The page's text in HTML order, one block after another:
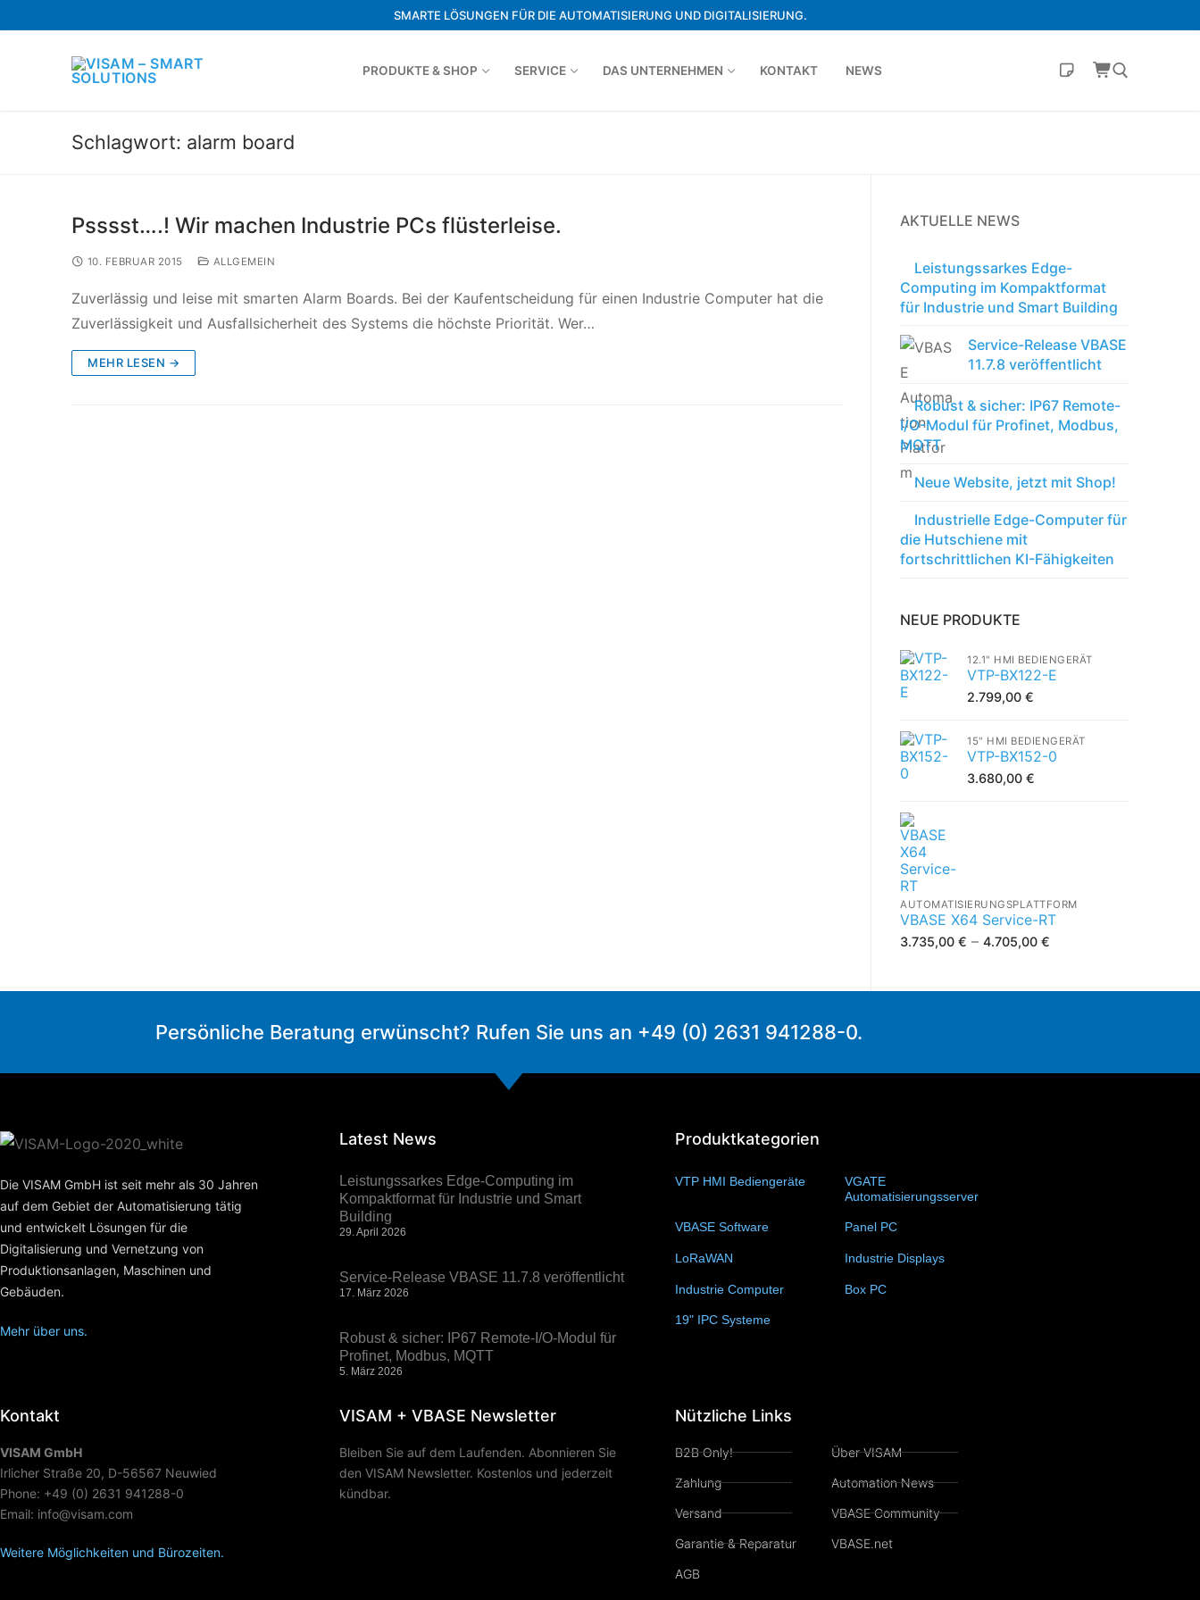
SMARTE LÖSUNGEN FÜR DIE AUTOMATISIERUNG UND DIGITALISIERUNG.
PRODUKTE & SHOP SERVICE DAS UNTERNEHMEN KONTAKT NEWS
Schlagwort: alarm board
Psssst….! Wir machen Industrie PCs flüsterleise.
10. FEBRUAR 2015 ALLGEMEIN
Zuverlässig und leise mit smarten Alarm Boards. Bei der Kaufentscheidung für einen Industrie Computer hat die
Zuverlässigkeit und Ausfallsicherheit des Systems die höchste Priorität. Wer…
MEHR LESEN →
AKTUELLE NEWS
Leistungssarkes Edge-
Computing im Kompaktformat
für Industrie und Smart Building
Service-Release VBASE
11.7.8 veröffentlicht
Robust & sicher: IP67 Remote-
I/O-Modul für Profinet, Modbus,
MQTT
Neue Website, jetzt mit Shop!
Industrielle Edge-Computer für
die Hutschiene mit
fortschrittlichen KI-Fähigkeiten
NEUE PRODUKTE
12.1" HMI BEDIENGERÄT
VTP-BX122-E
2.799,00 €
15" HMI BEDIENGERÄT
VTP-BX152-0
3.680,00 €
AUTOMATISIERUNGSPLATTFORM
VBASE X64 Service-RT
3.735,00 € – 4.705,00 €
Persönliche Beratung erwünscht? Rufen Sie uns an +49 (0) 2631 941288-0.
Die VISAM GmbH ist seit mehr als 30 Jahren
auf dem Gebiet der Automatisierung tätig
und entwickelt Lösungen für die
Digitalisierung und Vernetzung von
Produktionsanlagen, Maschinen und
Gebäuden.
Mehr über uns.
Latest News
Leistungssarkes Edge-Computing im
Kompaktformat für Industrie und Smart
Building
29. April 2026
Service-Release VBASE 11.7.8 veröffentlicht
17. März 2026
Robust & sicher: IP67 Remote-I/O-Modul für
Profinet, Modbus, MQTT
5. März 2026
Produktkategorien
VTP HMI Bediengeräte
VGATE
Automatisierungsserver
VBASE Software Panel PC
LoRaWAN Industrie Displays
Industrie Computer Box PC
19" IPC Systeme
Kontakt
VISAM GmbH
Irlicher Straße 20, D-56567 Neuwied
Phone: +49 (0) 2631 941288-0
Email: info@visam.com
Weitere Möglichkeiten und Bürozeiten.
VISAM + VBASE Newsletter
Bleiben Sie auf dem Laufenden. Abonnieren Sie
den VISAM Newsletter. Kostenlos und jederzeit
kündbar.
Nützliche Links
B2B Only!
Zahlung
Versand
Garantie & Reparatur
AGB
Über VISAM
Automation News
VBASE Community
VBASE.net